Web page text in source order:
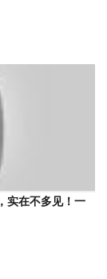
实在不多见！一